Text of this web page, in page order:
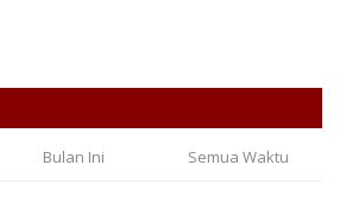
Bulan Ini Semua Waktu